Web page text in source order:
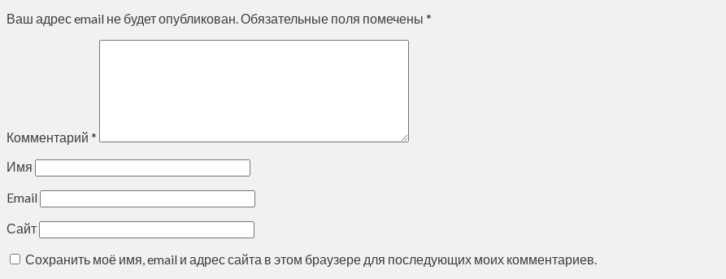
Ваш адрес email не будет опубликован.Обязательные поля помечены *
Комментарий *
Имя
Email
Сайт
Сохранить моё имя, email и адрес сайта в этом браузере для последующих моих комментариев.